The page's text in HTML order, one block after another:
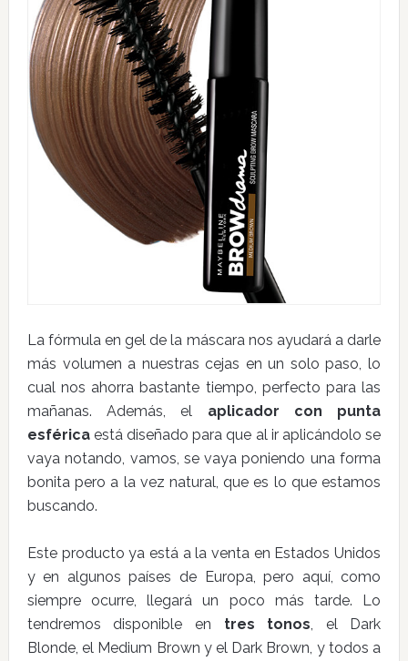
La fórmula en gel de la máscara nos ayudará a darle
más volumen a nuestras cejas en un solo paso, lo
cual nos ahorra bastante tiempo, perfecto para las
mañanas. Además, el aplicador con punta
esféricaestá diseñado para que al ir aplicándolo se
vaya notando, vamos, se vaya poniendo una forma
bonita pero a la vez natural, que es lo que estamos
buscando.
Este producto ya está a la venta en Estados Unidos
y en algunos países de Europa, pero aquí, como
siempre ocurre, llegará un poco más tarde. Lo
tendremos disponible en tres tonos , el Dark
Blonde, el Medium Brown y el Dark Brown, y todos a